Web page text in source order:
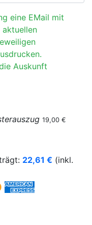
eine EMail mit
Auskunft
19,00 €
22,61 € (inkl.